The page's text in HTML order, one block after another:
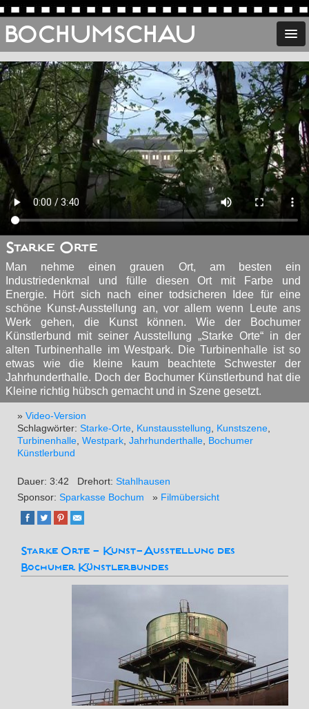
BOCHUMSCHAU
Starke Orte
Man nehme einen grauen Ort, am besten ein
Industriedenkmal und fülle diesen Ort mit Farbe und
Energie. Hört sich nach einer todsicheren Idee für eine
schöne Kunst-Ausstellung an, vor allem wenn Leute ans
Werk gehen, die Kunst können. Wie der Bochumer
Künstlerbund mit seiner Ausstellung „Starke Orte“ in der
alten Turbinenhalle im Westpark. Die Turbinenhalle ist so
etwas wie die kleine kaum beachtete Schwester der
Jahrhunderthalle. Doch der Bochumer Künstlerbund hat die
Kleine richtig hübsch gemacht und in Szene gesetzt.
» Video-Version
Schlagwörter: Starke-Orte, Kunstausstellung, Kunstszene,
Turbinenhalle, Westpark, Jahrhunderthalle, Bochumer
Künstlerbund
Dauer: 3:42 Drehort: Stahlhausen
Sponsor: Sparkasse Bochum » Filmübersicht
Starke Orte - Kunst-Ausstellung des
Bochumer Künstlerbundes